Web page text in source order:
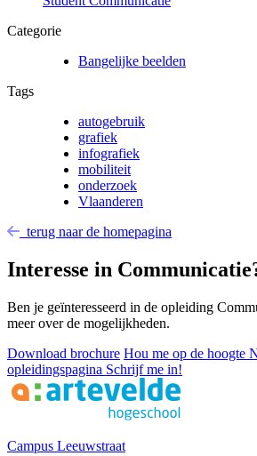
Categorie
Bangelijke beelden
Tags
autogebruik
grafiek
infografiek
mobiliteit
onderzoek
Vlaanderen
terug naar de homepagina
Interesse in
Ben je geïnteresseerd in de opleiding
meer over de mogelijkheden.
Download brochure Hou me op de hoogte
opleidingspagina Schrijf me in!
Footer
Campus Leeuwstraat